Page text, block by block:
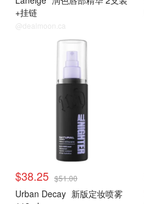
+挂链
@dealmoon.ca
$38.25 $51.00
Urban Decay 新版定妆喷雾